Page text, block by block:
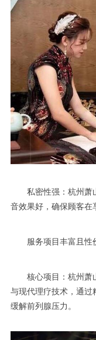
私密性强：杭州萧山
音效果好，确保顾客在
服务项目丰富且性
核心项目：杭州萧山
与现代理疗技术，通过
缓解前列腺压力。